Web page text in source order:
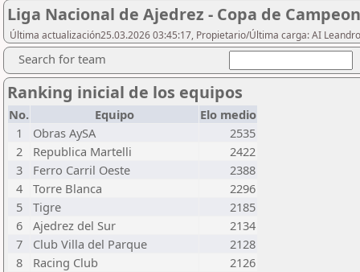
Liga Nacional de Ajedrez - Copa de
Última actualización25.03.2026 03:45:17, Propietario/Última carga: AI
Search for team
Ranking inicial de los equipos
No. Equipo
Elo medio
1
Obras AySA
2535
2
Republica Martelli
2422
3
Ferro Carril Oeste
2388
4
Torre Blanca
2296
5
Tigre
2185
6
Ajedrez del Sur
2134
7
Club Villa del Parque
2128
8
Racing Club
2126